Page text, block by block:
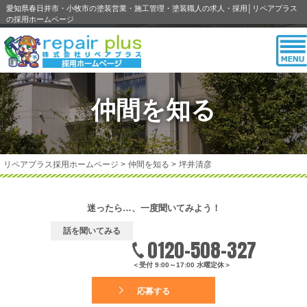
愛知県春日井市・小牧市の塗装営業・施工管理・塗装職人の求人・採用│リペアプラス
の採用ホームページ
仲間を知る
リペアプラス採用ホームページ > 仲間を知る > 坪井清彦
迷ったら…、一度聞いてみよう！
話を聞いてみる
0120-508-327
＜受付 9:00～17:00 水曜定休＞
応募する